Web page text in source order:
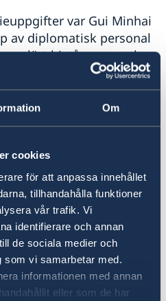
Om
cookies
för att anpassa innehållet
tillhandahålla funktioner
vår trafik. Vi
identifierare och annan
de sociala medier och
som vi samarbetar med.
informationen med annan
eller som de har
var Gui Minhai
av diplomatisk personal
bistå en svensk
läkarvård. Det var helt
regler
våra medborgare
har vid upprepade
att Gui Minhai är en
efter avtjänat
brott och att vi kan
med vår
medborgare omedelbart